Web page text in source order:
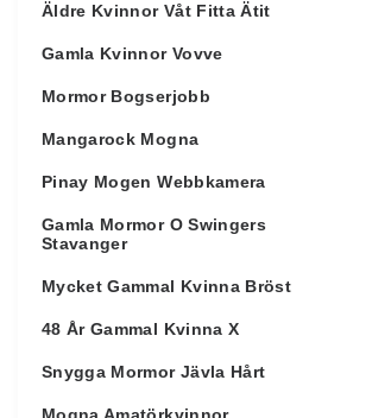
Äldre Kvinnor Våt Fitta Ätit
Gamla Kvinnor Vovve
Mormor Bogserjobb
Mangarock Mogna
Pinay Mogen Webbkamera
Gamla Mormor O Swingers
Stavanger
Mycket Gammal Kvinna Bröst
48 År Gammal Kvinna X
Snygga Mormor Jävla Hårt